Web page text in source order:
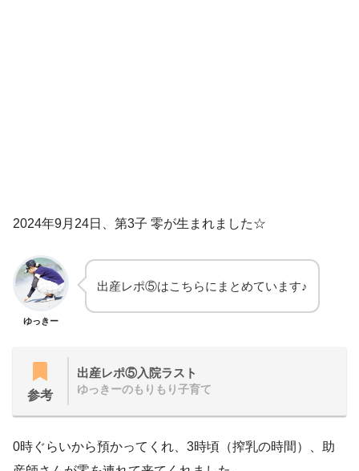
2024年9月24日、第3子 零が生まれました☆
ゆっきー
出産レポ⑤はこちらにまとめています♪
参考
出産レポ⑤入院ラスト
ゆっきーのもりもり子育て
0時ぐらいから預かってくれ、3時頃（搾乳の時間）、助